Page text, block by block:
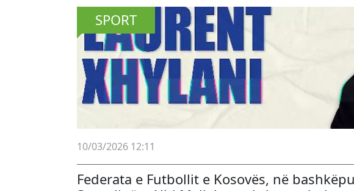
SPORT
10/03/2026 12:11
Federata e Futbollit e Kosovës, në